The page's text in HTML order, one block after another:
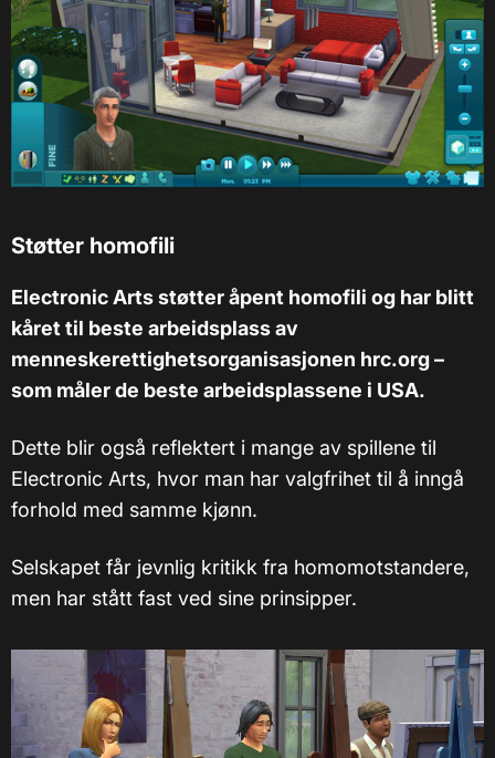
Støtter homofili
Electronic Arts støtter åpent homofili og har blitt
kåret til beste arbeidsplass av
menneskerettighetsorganisasjonen hrc.org –
som måler de beste arbeidsplassene i USA.
Dette blir også reflektert i mange av spillene til
Electronic Arts, hvor man har valgfrihet til å inngå
forhold med samme kjønn.
Selskapet får jevnlig kritikk fra homomotstandere,
men har stått fast ved sine prinsipper.